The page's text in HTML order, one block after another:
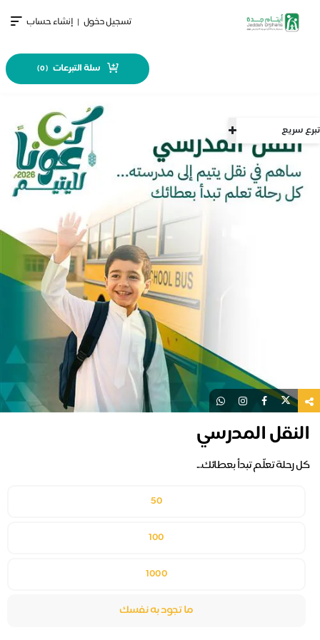
تبرع سريع
تسجيل دخول | إنشاء حساب
سلة التبرعات (
0
)
النقل المدرسي
كل رحلة تعلّم تبدأ بعطائك...
50
100
1000
ما تجود به نفسك